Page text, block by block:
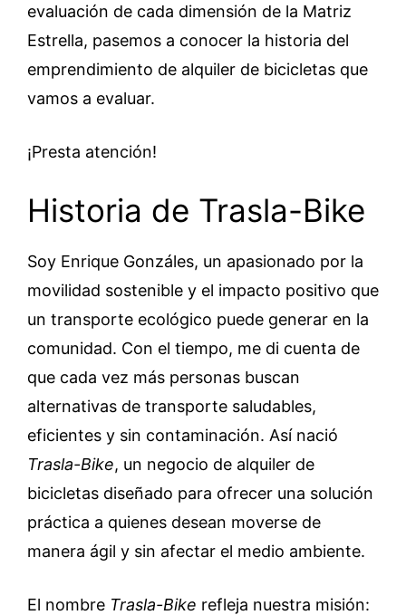
evaluación de cada dimensión de la Matriz
Estrella, pasemos a conocer la historia del
emprendimiento de alquiler de bicicletas que
vamos a evaluar.
¡Presta atención!
Historia de Trasla-Bike
Soy Enrique Gonzáles, un apasionado por la
movilidad sostenible y el impacto positivo que
un transporte ecológico puede generar en la
comunidad. Con el tiempo, me di cuenta de
que cada vez más personas buscan
alternativas de transporte saludables,
eficientes y sin contaminación. Así nació
Trasla-Bike, un negocio de alquiler de
bicicletas diseñado para ofrecer una solución
práctica a quienes desean moverse de
manera ágil y sin afectar el medio ambiente.
El nombre Trasla-Bike refleja nuestra misión: